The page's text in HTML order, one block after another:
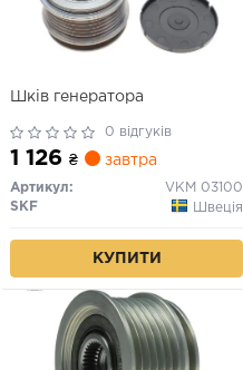
Шків генератора
0 відгуків
1 126 ₴ завтра
Артикул:
VKM 03100
SKF
Швеція
КУПИТИ